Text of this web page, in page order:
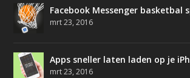
Facebook Messenger basketbal
mrt 23, 2016
Apps sneller laten laden op je
mrt 23, 2016